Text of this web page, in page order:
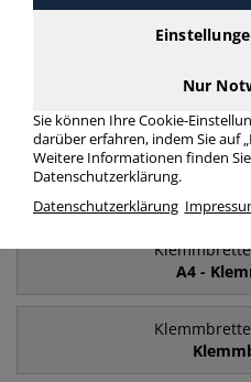
A4
A5
A4 -
A4 -
Nur
Sie können Ihre Cookie-
darüber erfahren, indem Sie auf
Weitere Informationen finden
Datenschutzerklärung.
Datenschutzerklärung